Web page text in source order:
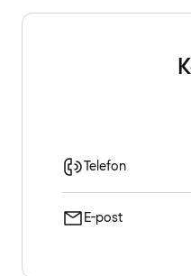
Telefon
E-post